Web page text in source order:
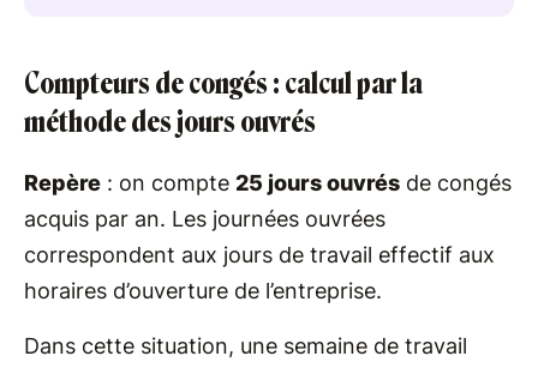
Compteurs de congés : calcul par la
méthode des jours ouvrés
Repère : on compte 25 jours ouvrés de congés
acquis par an. Les journées ouvrées
correspondent aux jours de travail effectif aux
horaires d’ouverture de l’entreprise.
Dans cette situation, une semaine de travail